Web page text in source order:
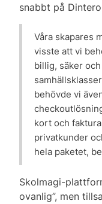
snabbt på
Våra skapares
visste att vi
billig, säker
behövde vi
kort och
privatkunder
hela paketet,
Skolmagi-
ovanlig”, men